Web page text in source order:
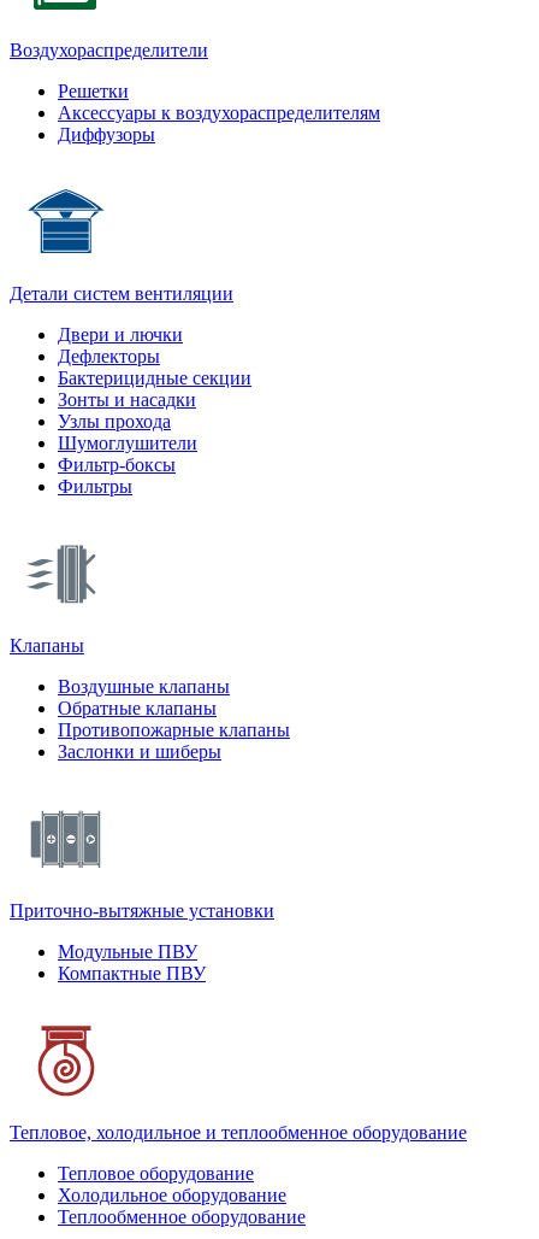
Воздухораспределители
Решетки
Аксессуары к воздухораспределителям
Диффузоры
Детали систем вентиляции
Двери и лючки
Дефлекторы
Бактерицидные секции
Зонты и насадки
Узлы прохода
Шумоглушители
Фильтр-боксы
Фильтры
Клапаны
Воздушные клапаны
Обратные клапаны
Противопожарные клапаны
Заслонки и шиберы
Приточно-вытяжные установки
Модульные ПВУ
Компактные ПВУ
Тепловое, холодильное и теплообменное оборудование
Тепловое оборудование
Холодильное оборудование
Теплообменное оборудование